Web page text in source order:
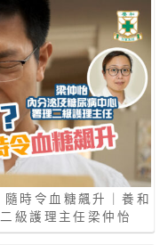
時令血糖飆升｜養和
級護理主任梁仲怡